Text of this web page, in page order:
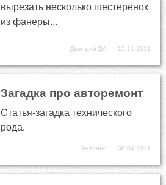
вырезать несколько шестерёнок
из фанеры...
Дмитрий ДА 15.11.2011
Загадка про авторемонт
Статья-загадка технического
рода.
Антонио 08.04.2011